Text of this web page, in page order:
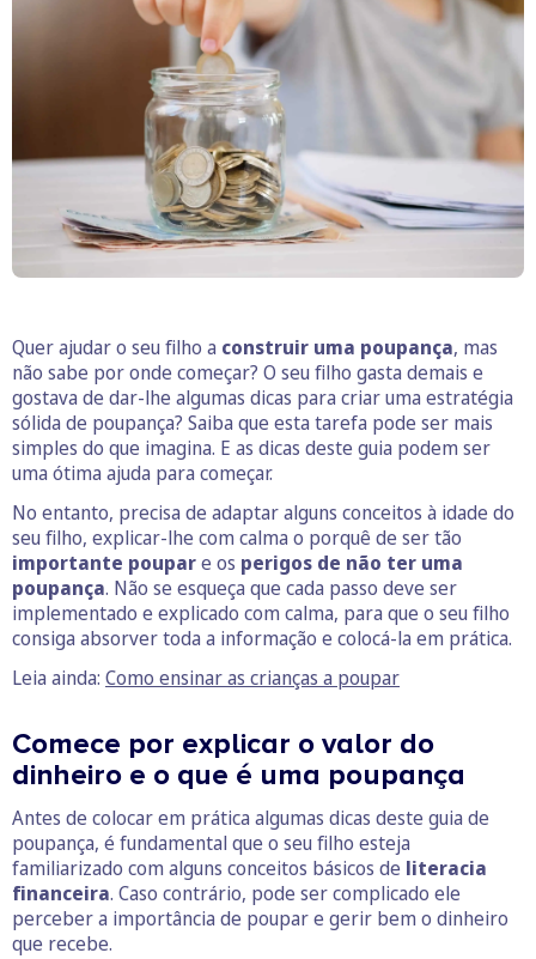
Quer ajudar o seu filho a construir uma poupança, mas
não sabe por onde começar? O seu filho gasta demais e
gostava de dar-lhe algumas dicas para criar uma estratégia
sólida de poupança? Saiba que esta tarefa pode ser mais
simples do que imagina. E as dicas deste guia podem ser
uma ótima ajuda para começar.
No entanto, precisa de adaptar alguns conceitos à idade do
seu filho, explicar-lhe com calma o porquê de ser tão
importante poupare os perigos de não ter uma
poupança. Não se esqueça que cada passo deve ser
implementado e explicado com calma, para que o seu filho
consiga absorver toda a informação e colocá-la em prática.
Leia ainda: Como ensinar as crianças a poupar
Comece por explicar o valor do
dinheiro e o que é uma poupança
Antes de colocar em prática algumas dicas deste guia de
poupança, é fundamental que o seu filho esteja
familiarizado com alguns conceitos básicos de literacia
financeira. Caso contrário, pode ser complicado ele
perceber a importância de poupar e gerir bem o dinheiro
que recebe.